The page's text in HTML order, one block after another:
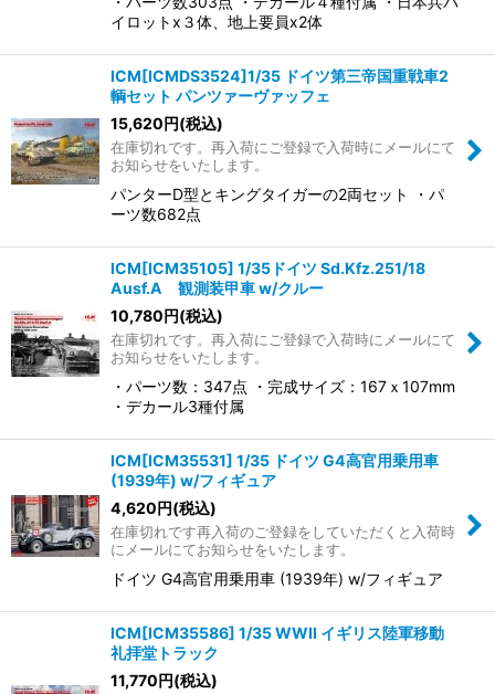
イロットx３体、地上要員x2体
ICM[ICMDS3524]1/35 ドイツ第三帝国重戦車2
輌セット パンツァーヴァッフェ
15,620円(税込)
在庫切れです。再入荷にご登録で入荷時にメールにて
お知らせをいたします。
パンターD型とキングタイガーの2両セット ・パ
ーツ数682点
ICM[ICM35105] 1/35ドイツ Sd.Kfz.251/18
Ausf.A 観測装甲車 w/クルー
10,780円(税込)
在庫切れです。再入荷にご登録で入荷時にメールにて
お知らせをいたします。
・パーツ数：347点 ・完成サイズ：167ｘ107mm
・デカール3種付属
ICM[ICM35531] 1/35 ドイツ G4高官用乗用車
(1939年) w/フィギュア
4,620円(税込)
在庫切れです再入荷のご登録をしていただくと入荷時
にメールにてお知らせをいたします。
ドイツ G4高官用乗用車 (1939年) w/フィギュア
ICM[ICM35586] 1/35 WWII イギリス陸軍移動
礼拝堂トラック
11,770円(税込)